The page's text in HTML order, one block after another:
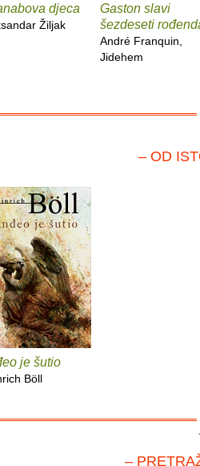
djeca
Žiljak
Gaston slavi
šezdeseti
André Franquin,
Jidehem
– OD
je šutio
Böll
–